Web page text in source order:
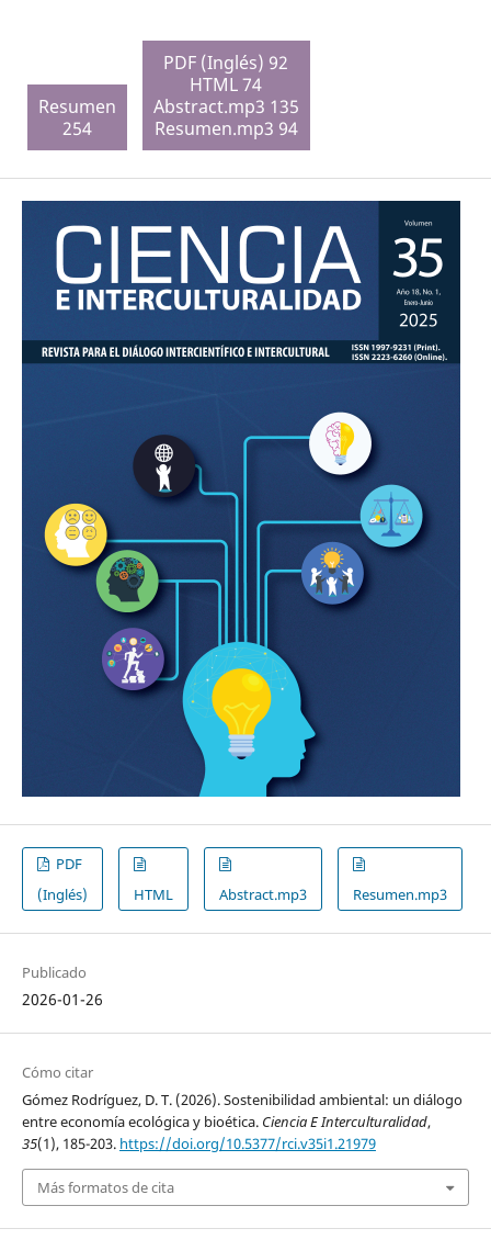
Resumen
254
PDF (Inglés) 92
HTML 74
Abstract.mp3 135
Resumen.mp3 94
PDF
(Inglés)
HTML Abstract.mp3 Resumen.mp3
Publicado
2026-01-26
Cómo citar
Gómez Rodríguez, D. T. (2026). Sostenibilidad ambiental: un diálogo
entre economía ecológica y bioética. Ciencia E Interculturalidad,
35(1), 185-203. https://doi.org/10.5377/rci.v35i1.21979
Más formatos de cita